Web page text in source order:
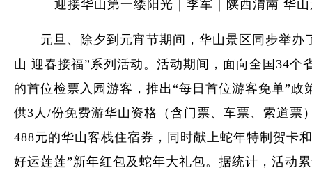
迎接华山第一缕阳光｜李军｜陕西渭南 华
元旦、除夕到元宵节期间，华山景区同步举办
山 迎春接福”系列活动。活动期间，面向全国34个
的首位检票入园游客，推出“每日首位游客免单”政
供3人/份免费游华山资格（含门票、车票、索道票
488元的华山客栈住宿券，同时献上蛇年特制贺卡
好运莲莲”新年红包及蛇年大礼包。据统计，活动